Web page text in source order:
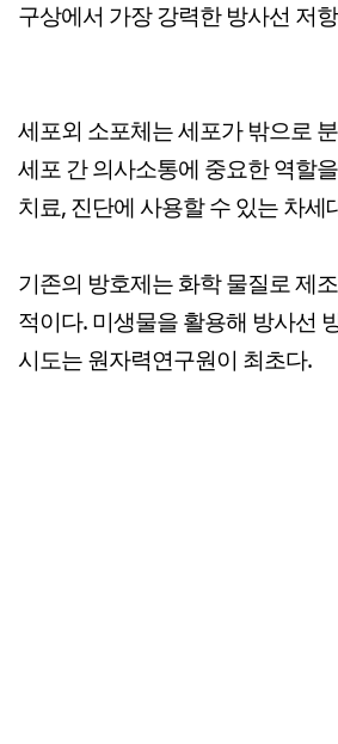
구상에서 가장 강력한 방사선 저
세포외 소포체는 세포가 밖으로
세포 간 의사소통에 중요한 역할
치료, 진단에 사용할 수 있는 차세
기존의 방호제는 화학 물질로 제
적이다. 미생물을 활용해 방사선
시도는 원자력연구원이 최초다.